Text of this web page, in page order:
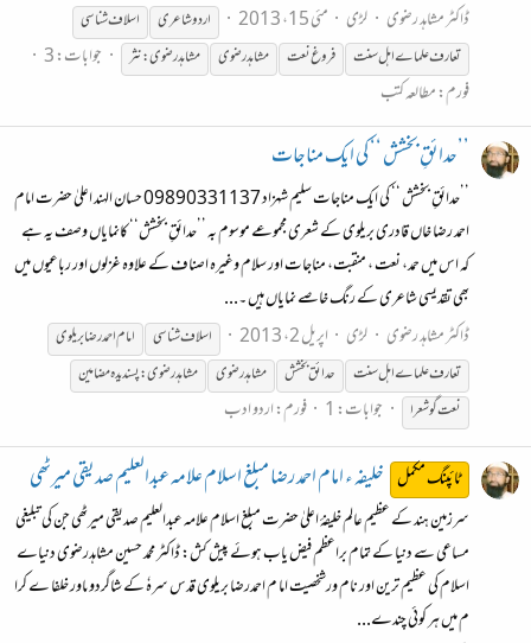
ڈاکٹر مشاہد رضوی
لڑی مئی 15، 2013 اردو شاعری اسلافشناسی
تعارف علماے اہل سنت
فروغ نعت مشاہدرضوی مشاہدرضوی:نثر
جوابات: 3
فورم:مطالعہ کتب
’’حدائقِ بخشش ‘‘ کی ایک مناجات
’’حدائقِ بخشش ‘‘ کی ایک مناجات سلیم شہزاد 09890331137 حسان الہند اعلیٰ حضرت امام
احمد رضا خاں قادری بریلوی کے شعری مجموعے موسوم بہ ’’حدائقِ بخشش‘‘ کانمایاں وصف یہ ہے
کہ اس میں حمد، نعت ، منقبت، مناجات اور سلام وغیرہ اصناف کے علاوہ غزلوں اور رباعیوں میں
بھی تقدیسی شاعری کے رنگ خاصے نمایاں ہیں ۔...
ڈاکٹر مشاہد رضوی
لڑی اپریل 2، 2013 اسلافشناسی
امام احمدرضا بریلوی
تعارف علماے اہل سنت
حدائق بخشش مشاہدرضوی
مشاہدرضوی:پسندیدہ مضامین
نعت گو شعرا
جوابات: 1 فورم:اردو ادب
ٹائپنگ مکمل خلیفہ ء امام احمد رضا مبلغ اسلام علامہ عبدالعلیم صدیقی میرٹھی
سرزمین ہند کے عظیم عالم خلیفۂ اعلیٰ حضرت مبلغ اسلام علامہ عبدالعلیم صدیقی میرٹھی جن کی تبلیغی
مساعی سے دنیا کے تمام براعظم فیض یاب ہوئے پیش کش: ڈاکٹر محمد حسین مشاہدرضوی دنیاے
اسلام کی عظیم ترین اور نام ورشخصیت اما م احمدرضا بریلوی قدس سرہٗ کے شاگردوںاور خلفا ے کرا
م میں ہر کوئی چندے...